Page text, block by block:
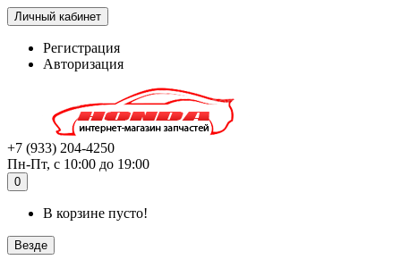
Личный кабинет
Регистрация
Авторизация
+7 (933) 204-4250
Пн-Пт, с 10:00 до 19:00
0
В корзине пусто!
Везде